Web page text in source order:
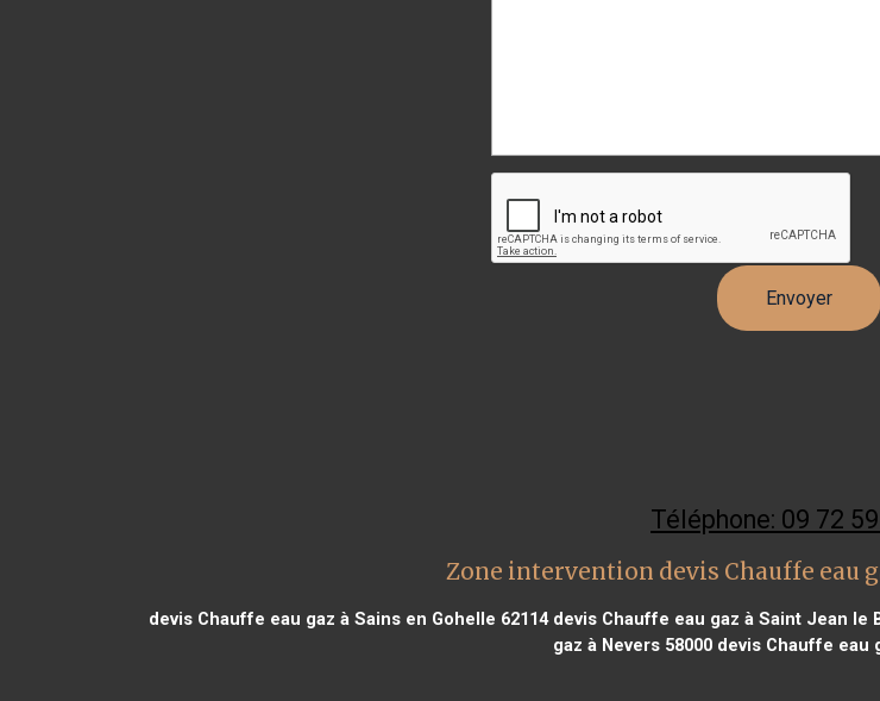
Téléphone: 09 72
Zone intervention devis Chauffe eau
devis Chauffe eau gaz à Sains en Gohelle 62114devis Chauffe eau gaz à Saint Jean le
gaz à Nevers 58000devis Chauffe eau